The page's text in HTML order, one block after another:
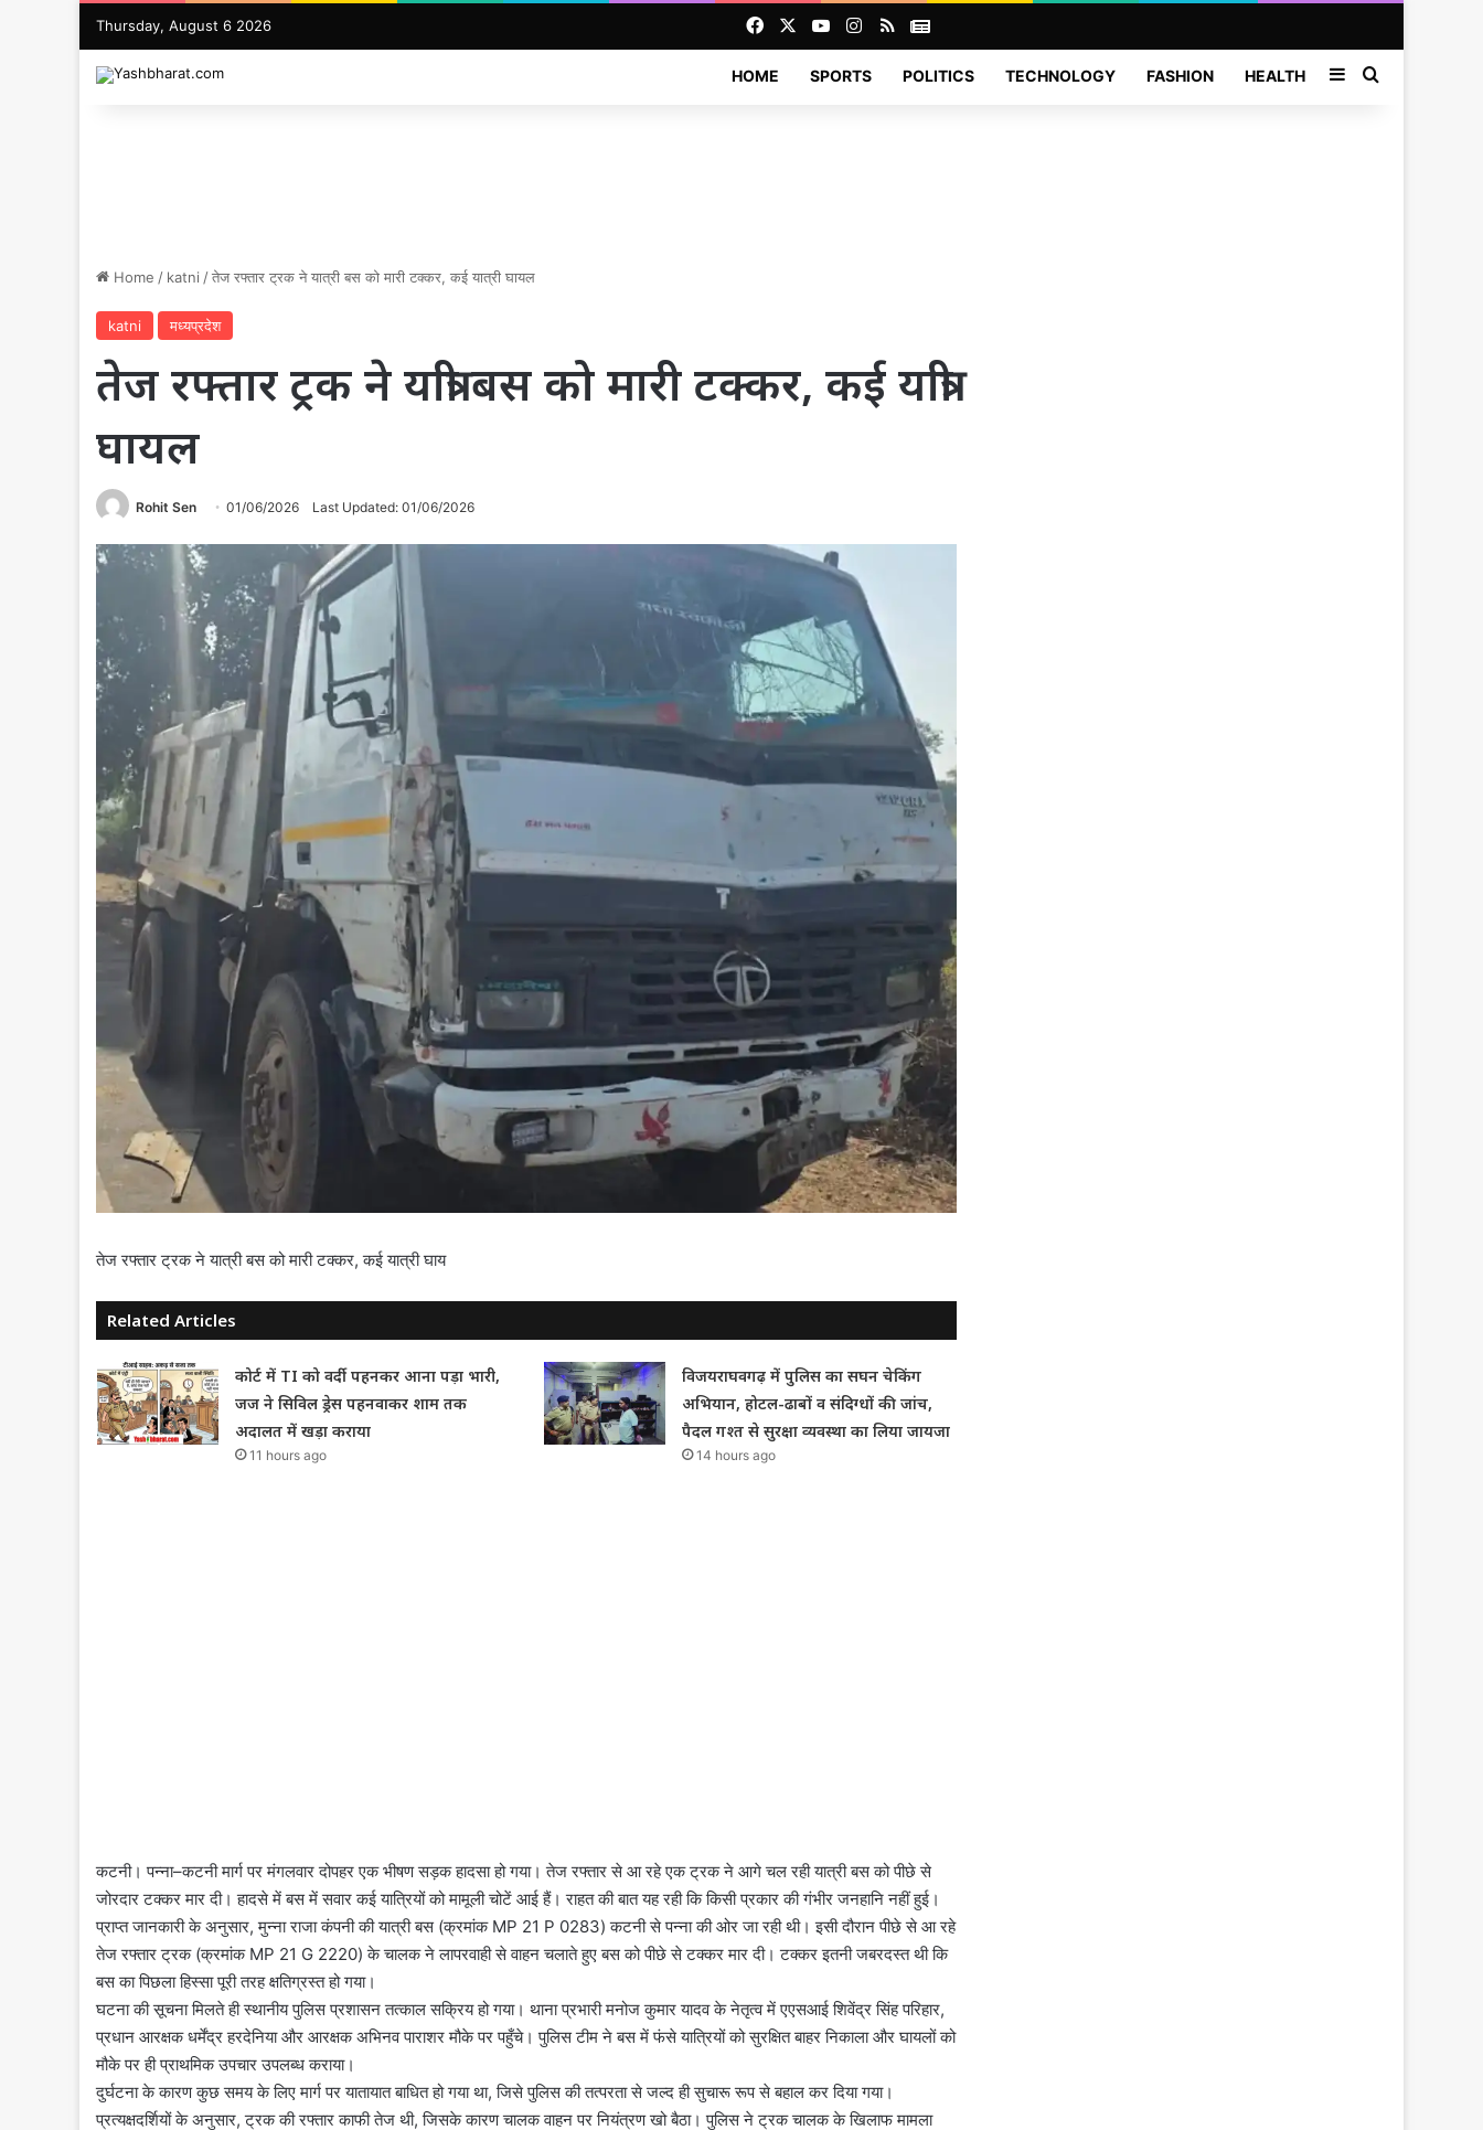
Thursday, August 6 2026 FacebookYouTubeInstagram
RSSNews
HOME SPORTS POLITICS TECHNOLOGY FASHION HEALTH SidebarSearch for
Home / katni /तेज रफ्तार ट्रक ने यात्री बस को मारी टक्कर, कई यात्री घायल
katni मध्यप्रदेश
तेज रफ्तार ट्रक ने यात्री बस को मारी टक्कर, कई यात्री
घायल
Rohit Sen 01/06/2026 Last Updated: 01/06/2026
तेज रफ्तार ट्रक ने यात्री बस को मारी टक्कर, कई यात्री घाय
Related Articles
कोर्ट में TI को वर्दी पहनकर आना पड़ा भारी,
जज ने सिविल ड्रेस पहनवाकर शाम तक
अदालत में खड़ा कराया
11 hours ago
विजयराघवगढ़ में पुलिस का सघन चेकिंग
अभियान, होटल-ढाबों व संदिग्धों की जांच,
पैदल गश्त से सुरक्षा व्यवस्था का लिया जायजा
14 hours ago
कटनी। पन्ना–कटनी मार्ग पर मंगलवार दोपहर एक भीषण सड़क हादसा हो गया। तेज रफ्तार से आ रहे एक ट्रक ने आगे चल रही यात्री बस को पीछे से
जोरदार टक्कर मार दी। हादसे में बस में सवार कई यात्रियों को मामूली चोटें आई हैं। राहत की बात यह रही कि किसी प्रकार की गंभीर जनहानि नहीं हुई।
प्राप्त जानकारी के अनुसार, मुन्ना राजा कंपनी की यात्री बस (क्रमांक MP 21 P 0283) कटनी से पन्ना की ओर जा रही थी। इसी दौरान पीछे से आ रहे
तेज रफ्तार ट्रक (क्रमांक MP 21 G 2220) के चालक ने लापरवाही से वाहन चलाते हुए बस को पीछे से टक्कर मार दी। टक्कर इतनी जबरदस्त थी कि
बस का पिछला हिस्सा पूरी तरह क्षतिग्रस्त हो गया।
घटना की सूचना मिलते ही स्थानीय पुलिस प्रशासन तत्काल सक्रिय हो गया। थाना प्रभारी मनोज कुमार यादव के नेतृत्व में एएसआई शिवेंद्र सिंह परिहार,
प्रधान आरक्षक धर्मेंद्र हरदेनिया और आरक्षक अभिनव पाराशर मौके पर पहुँचे। पुलिस टीम ने बस में फंसे यात्रियों को सुरक्षित बाहर निकाला और घायलों को
मौके पर ही प्राथमिक उपचार उपलब्ध कराया।
दुर्घटना के कारण कुछ समय के लिए मार्ग पर यातायात बाधित हो गया था, जिसे पुलिस की तत्परता से जल्द ही सुचारू रूप से बहाल कर दिया गया।
प्रत्यक्षदर्शियों के अनुसार, ट्रक की रफ्तार काफी तेज थी, जिसके कारण चालक वाहन पर नियंत्रण खो बैठा। पुलिस ने ट्रक चालक के खिलाफ मामला